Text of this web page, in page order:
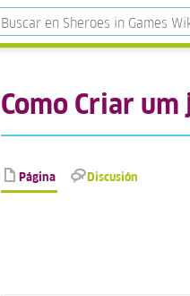
Como Criar um
Página Discusión